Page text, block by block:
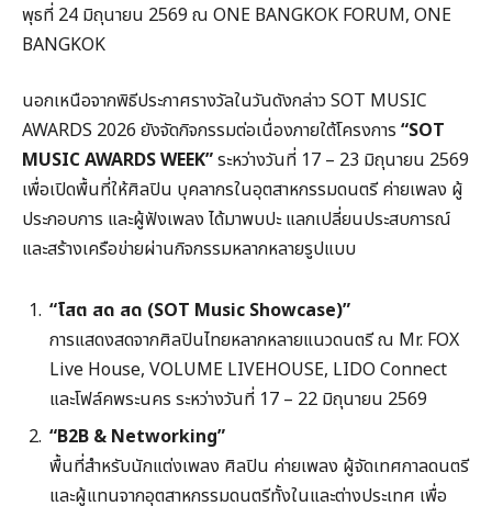
พุธที่ 24 มิถุนายน 2569 ณ ONE BANGKOK FORUM, ONE
BANGKOK
นอกเหนือจากพิธีประกาศรางวัลในวันดังกล่าว SOT MUSIC
AWARDS 2026 ยังจัดกิจกรรมต่อเนื่องภายใต้โครงการ “SOT
MUSIC AWARDS WEEK”ระหว่างวันที่ 17 – 23 มิถุนายน 2569
เพื่อเปิดพื้นที่ให้ศิลปิน บุคลากรในอุตสาหกรรมดนตรี ค่ายเพลง ผู้
ประกอบการ และผู้ฟังเพลง ได้มาพบปะ แลกเปลี่ยนประสบการณ์
และสร้างเครือข่ายผ่านกิจกรรมหลากหลายรูปแบบ
“โสต สด สด (SOT Music Showcase)”
การแสดงสดจากศิลปินไทยหลากหลายแนวดนตรี ณ Mr. FOX
Live House, VOLUME LIVEHOUSE, LIDO Connect
และโฟล์คพระนคร ระหว่างวันที่ 17 – 22 มิถุนายน 2569
“B2B & Networking”
พื้นที่สำหรับนักแต่งเพลง ศิลปิน ค่ายเพลง ผู้จัดเทศกาลดนตรี
และผู้แทนจากอุตสาหกรรมดนตรีทั้งในและต่างประเทศ เพื่อ